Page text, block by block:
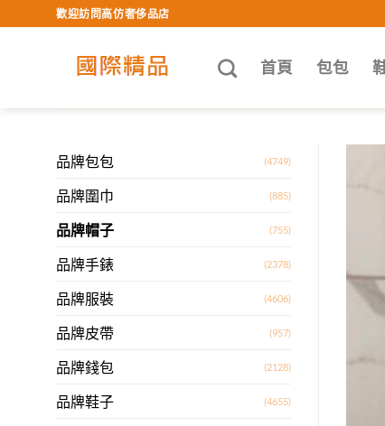
to
歡迎訪問高仿奢侈品店
首頁 包包
品牌包包 (4749)
品牌圍巾 (885)
品牌帽子 (755)
品牌手錶 (2378)
品牌服裝 (4606)
品牌皮帶 (957)
品牌錢包 (2128)
品牌鞋子 (4655)